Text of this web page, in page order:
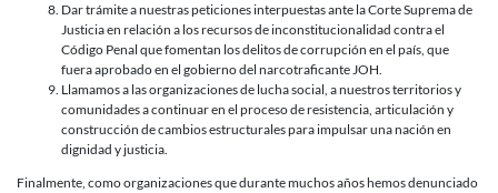
Dar trámite a nuestras peticiones interpuestas ante la Corte Suprema de
Justicia en relación a los recursos de inconstitucionalidad contra el
Código Penal que fomentan los delitos de corrupción en el país, que
fuera aprobado en el gobierno del narcotraficante JOH.
Llamamos a las organizaciones de lucha social, a nuestros territorios y
comunidades a continuar en el proceso de resistencia, articulación y
construcción de cambios estructurales para impulsar una nación en
dignidad y justicia.
Finalmente, como organizaciones que durante muchos años hemos denunciado